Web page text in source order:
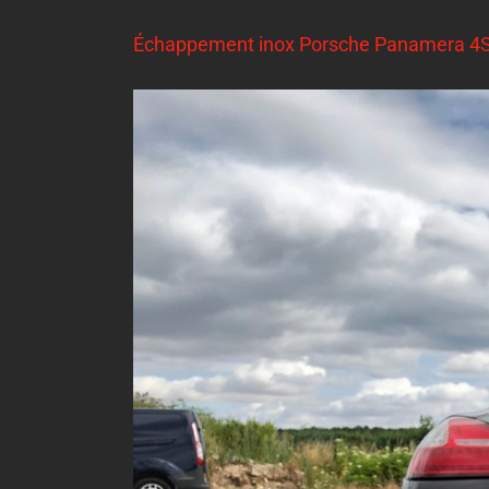
Échappement inox Porsche Panamera